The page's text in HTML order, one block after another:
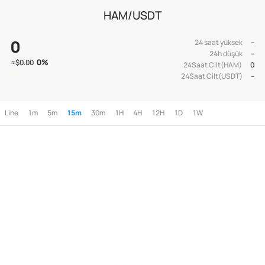
HAM/USDT
0
≈$0.00 0%
24 saat yüksek
--
24h düşük
--
24Saat Cilt(HAM)
0
24Saat Cilt(USDT)
--
Line 1m 5m 15m 30m 1H 4H 12H 1D 1W